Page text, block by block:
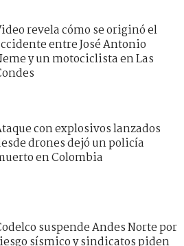
revela cómo se originó el
entre José Antonio
y un motociclista en Las
con explosivos lanzados
drones dejó un policía
en Colombia
suspende Andes Norte por
sísmico y sindicatos piden